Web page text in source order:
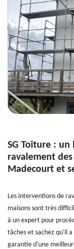
SG Toiture :
ravalement
Madecourt et
Les interventions de
maisons sont très
à un expert pour
tâches et sachez qu'il
garantie d'une